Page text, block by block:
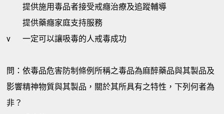
提供施用毒品者接受戒癮治療及追蹤輔導
提供藥癮家庭支持服務
v
一定可以讓吸毒的人戒毒成功
問：依毒品危害防制條例所稱之毒品為麻醉藥品與其製品及
影響精神物質與其製品，關於其所具有之特性，下列何者為
非？